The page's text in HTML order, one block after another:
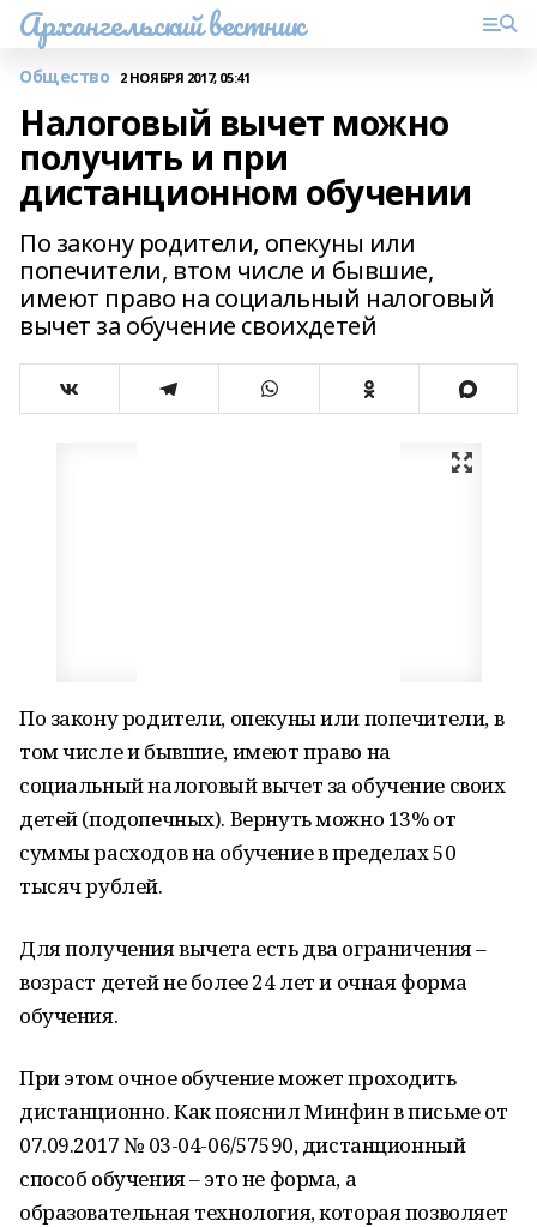
Архангельский вестник
Общество 2 НОЯБРЯ 2017, 05:41
Налоговый вычет можно
получить и при
дистанционном обучении
По закону родители, опекуны или
попечители, втом числе и бывшие,
имеют право на социальный налоговый
вычет за обучение своихдетей
По закону родители, опекуны или попечители, в
том числе и бывшие, имеют право на
социальный налоговый вычет за обучение своих
детей (подопечных). Вернуть можно 13% от
суммы расходов на обучение в пределах 50
тысяч рублей.
Для получения вычета есть два ограничения –
возраст детей не более 24 лет и очная форма
обучения.
При этом очное обучение может проходить
дистанционно. Как пояснил Минфин в письме от
07.09.2017 № 03-04-06/57590, дистанционный
способ обучения – это не форма, а
образовательная технология, которая позволяет